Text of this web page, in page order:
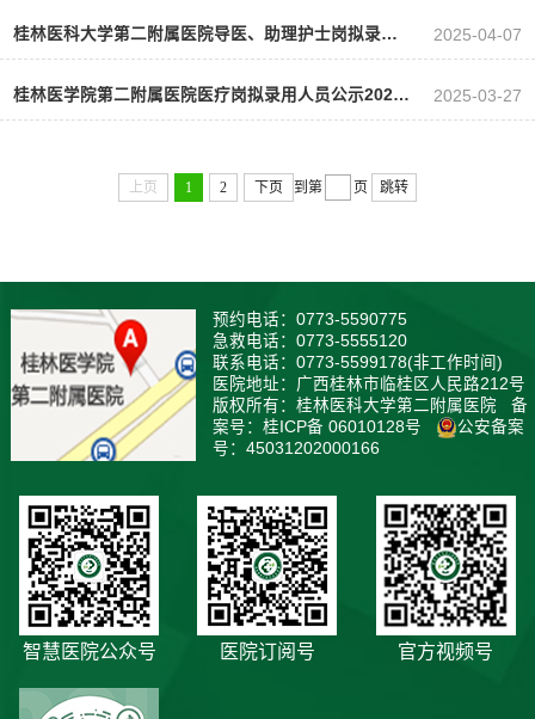
桂林医科大学第二附属医院导医、助理护士岗拟录用人员公示2025年4月7日 2025-04-07
桂林医学院第二附属医院医疗岗拟录用人员公示2025年3月27日 2025-03-27
上页 1 2 下页 到第 页 跳转
预约电话：0773-5590775
急救电话：0773-5555120
联系电话：0773-5599178(非工作时间)
医院地址：广西桂林市临桂区人民路212号
版权所有：桂林医科大学第二附属医院 备
案号：桂ICP备 06010128号
公安备案
号： 45031202000166
智慧医院公众号 医院订阅号 官方视频号